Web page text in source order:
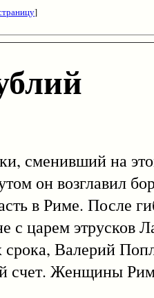
]
на
он возглавил
в Риме. После
с царем этрусков
Валерий
счет. Женщины